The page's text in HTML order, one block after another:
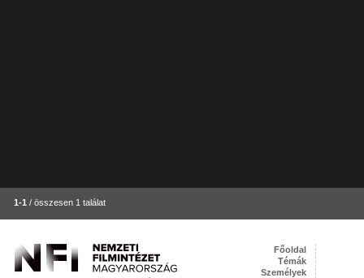
1-1 / összesen 1 találat
Főoldal
Témák
Személyek